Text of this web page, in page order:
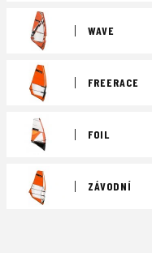
WAVE
FREERACE
FOIL
ZÁVODNÍ